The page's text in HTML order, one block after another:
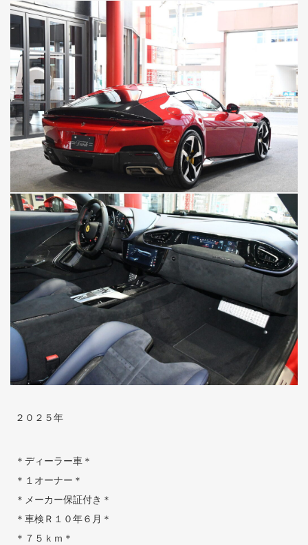
２０２５年
＊ディーラー車＊
＊１オーナー＊
＊メーカー保証付き＊
＊車検Ｒ１０年６月＊
＊７５ｋｍ＊